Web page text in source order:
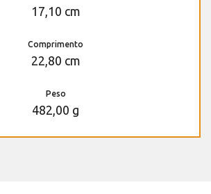
17,10 cm
Comprimento
22,80 cm
Peso
482,00 g